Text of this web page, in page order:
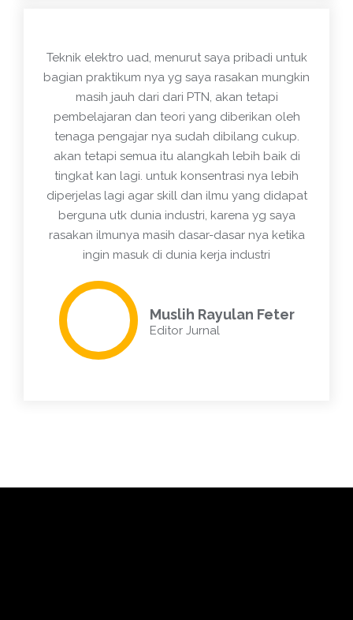
Teknik elektro uad, menurut saya pribadi untuk
bagian praktikum nya yg saya rasakan mungkin
masih jauh dari dari PTN, akan tetapi
pembelajaran dan teori yang diberikan oleh
tenaga pengajar nya sudah dibilang cukup.
akan tetapi semua itu alangkah lebih baik di
tingkat kan lagi. untuk konsentrasi nya lebih
diperjelas lagi agar skill dan ilmu yang didapat
berguna utk dunia industri, karena yg saya
rasakan ilmunya masih dasar-dasar nya ketika
ingin masuk di dunia kerja industri
Muslih Rayulan Feter
Editor Jurnal